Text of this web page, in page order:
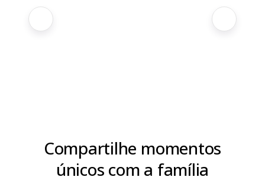
Compartilhe momentos
únicos com a família